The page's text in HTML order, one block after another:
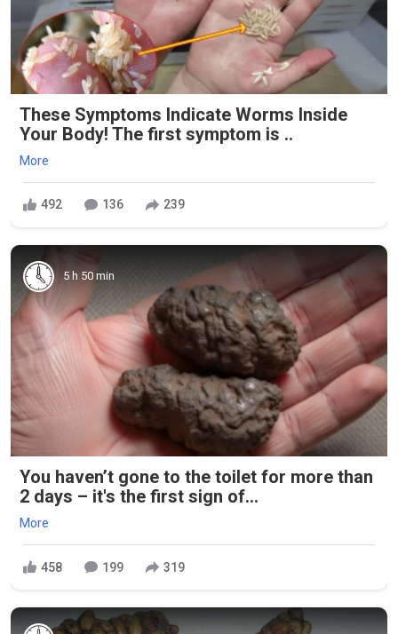
These Symptoms Indicate Worms Inside
Your Body! The first symptom is ..
More
492 136 239
5 h 50 min
You haven’t gone to the toilet for more than
2 days – it's the first sign of...
More
458 199 319